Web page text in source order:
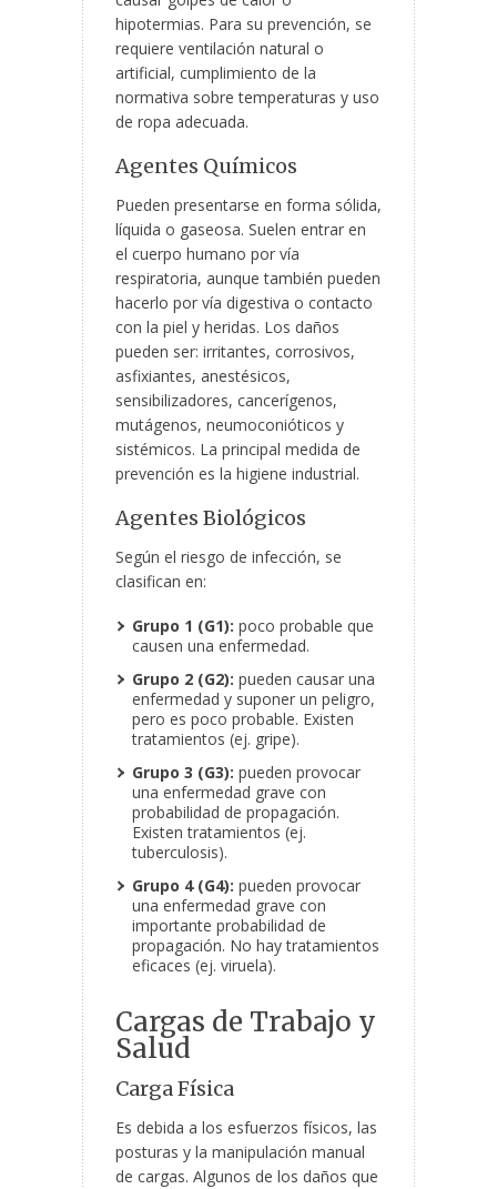
hipotermias. Para su prevención, se
requiere ventilación natural o
artificial, cumplimiento de la
normativa sobre temperaturas y uso
de ropa adecuada.
Agentes Químicos
Pueden presentarse en forma sólida,
líquida o gaseosa. Suelen entrar en
el cuerpo humano por vía
respiratoria, aunque también pueden
hacerlo por vía digestiva o contacto
con la piel y heridas. Los daños
pueden ser: irritantes, corrosivos,
asfixiantes, anestésicos,
sensibilizadores, cancerígenos,
mutágenos, neumoconióticos y
sistémicos. La principal medida de
prevención es la higiene industrial.
Agentes Biológicos
Según el riesgo de infección, se
clasifican en:
Grupo 1 (G1): poco probable que
causen una enfermedad.
Grupo 2 (G2): pueden causar una
enfermedad y suponer un peligro,
pero es poco probable. Existen
tratamientos (ej. gripe).
Grupo 3 (G3): pueden provocar
una enfermedad grave con
probabilidad de propagación.
Existen tratamientos (ej.
tuberculosis).
Grupo 4 (G4): pueden provocar
una enfermedad grave con
importante probabilidad de
propagación. No hay tratamientos
eficaces (ej. viruela).
Cargas de Trabajo y
Salud
Carga Física
Es debida a los esfuerzos físicos, las
posturas y la manipulación manual
de cargas. Algunos de los daños que